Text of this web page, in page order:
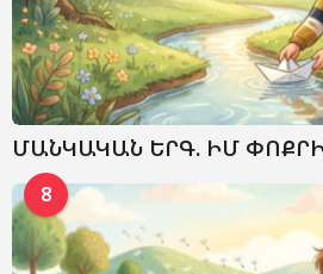
ՄԱՆԿԱԿԱՆ ԵՐԳ. ԻՄ
8